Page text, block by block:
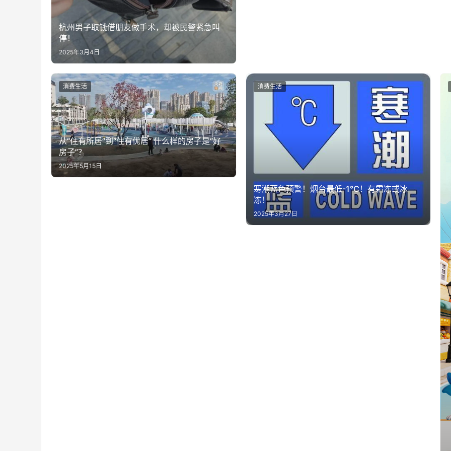
杭州男子取钱借朋友做手术，却被民警紧急叫
停！
2025年3月4日
从“住有所居”到“住有优居” 什么样的房子是“好
房子”？
2025年5月15日
消费生活
寒潮蓝色预警！烟台最低-1℃！有霜冻或冰
冻！
2025年3月27日
消费生活